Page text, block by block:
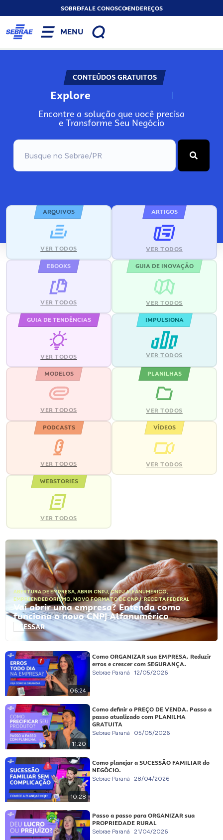
SOBREFALE CONOSCOENDEREÇOS
MENU
CONTEÚDOS GRATUITOS
Explore N
Encontre a solução que você precisa
e Transforme Seu Negócio
ARQUIVOS
VER TODOS
ARTIGOS
VER TODOS
EBOOKS
VER TODOS
GUIA DE INOVAÇÃO
VER TODOS
GUIA DE TENDÊNCIAS
VER TODOS
IMPULSIONA
VER TODOS
MODELOS
VER TODOS
PLANILHAS
VER TODOS
PODCASTS
VER TODOS
VÍDEOS
VER TODOS
WEBSTORIES
VER TODOS
ABERTURA DE EMPRESA, ABRIR CNPJ,CNPJ ALFANUMÉRICO,
EMPREENDEDORISMO, NOVO FORMATO DE CNPJ,RECEITA FEDERAL
Vai abrir uma empresa? Entenda como
funciona o novo CNPJ Alfanumérico
ACESSAR
06:24
Como ORGANIZAR sua EMPRESA. Reduzir
erros e crescer com SEGURANÇA.
Sebrae Paraná 12/05/2026
11:20
Como definir o PREÇO DE VENDA. Passo a
passo atualizado com PLANILHA
GRATUITA
Sebrae Paraná 05/05/2026
10:28
Como planejar a SUCESSÃO FAMILIAR do
NEGÓCIO.
Sebrae Paraná 28/04/2026
Passo a passo para ORGANIZAR sua
PROPRIEDADE RURAL
Sebrae Paraná 21/04/2026